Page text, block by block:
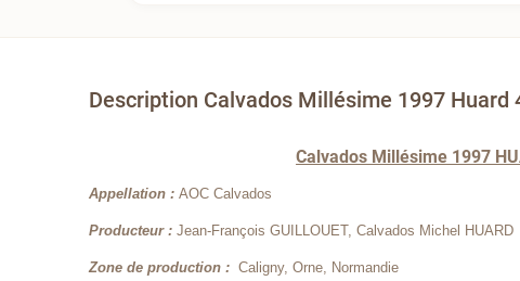
Description Calvados Millésime 1997 Huard
Calvados Millésime 1997
Appellation :AOC Calvados
Producteur :Jean-François GUILLOUET, Calvados Michel HUARD
Zone de production :Caligny, Orne, Normandie